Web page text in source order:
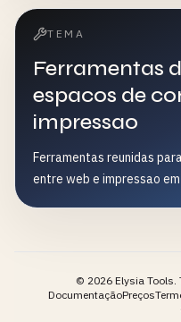
TEMA
Ferramentas
espacos de
impressao
Ferramentas reunidas
entre web e impressao em
© 2026 Elysia Tools.
DocumentaçãoPreços